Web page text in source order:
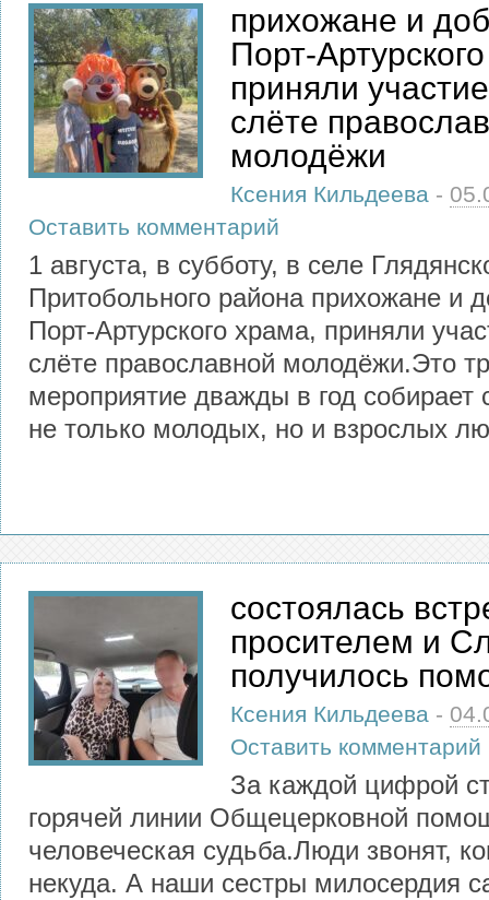
прихожане и
Порт-
приняли
слёте
молодёжи
Ксения Кильдеева -
Оставить комментарий
1 августа, в субботу, в селе
Притобольного района прихожане и
Порт-Артурского храма, приняли
слёте православной молодёжи.Это
мероприятие дважды в год собирает
не только молодых, но и взрослых
состоялась
просителем и
получилось
Ксения Кильдеева -
Оставить комментарий
За каждой цифрой
горячей линии Общецерковной
человеческая судьба.Люди звонят,
некуда. А наши сестры милосердия